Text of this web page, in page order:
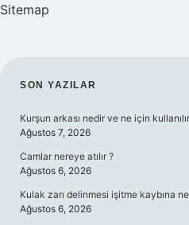
Sitemap
SIDEBAR
SON YAZILAR
Kurşun arkası nedir ve ne için
Ağustos 7, 2026
Camlar nereye atılır ?
Ağustos 6, 2026
Kulak zarı delinmesi işitme kaybına
Ağustos 6, 2026